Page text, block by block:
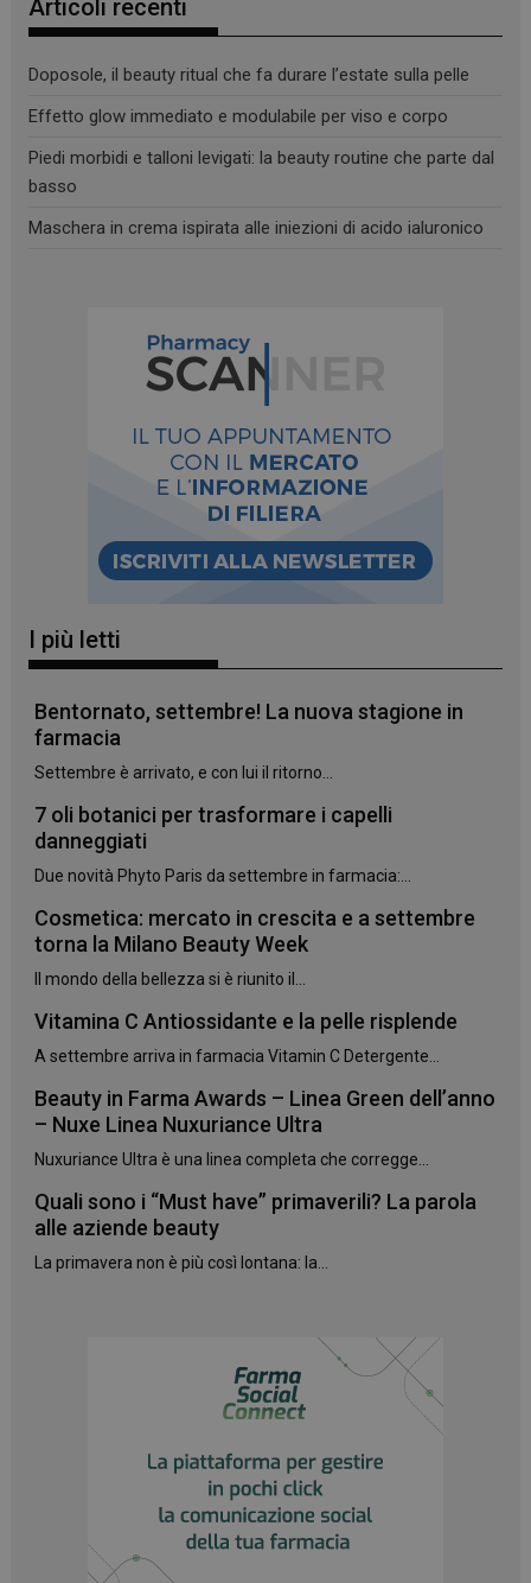
Articoli recenti
Doposole, il beauty ritual che fa durare l’estate sulla pelle
Effetto glow immediato e modulabile per viso e corpo
Piedi morbidi e talloni levigati: la beauty routine che parte dal
basso
Maschera in crema ispirata alle iniezioni di acido ialuronico
I più letti
Bentornato, settembre! La nuova stagione in
farmacia
Settembre è arrivato, e con lui il ritorno...
7 oli botanici per trasformare i capelli
danneggiati
Due novità Phyto Paris da settembre in farmacia:...
Cosmetica: mercato in crescita e a settembre
torna la Milano Beauty Week
Il mondo della bellezza si è riunito il...
Vitamina C Antiossidante e la pelle risplende
A settembre arriva in farmacia Vitamin C Detergente...
Beauty in Farma Awards – Linea Green dell’anno
– Nuxe Linea Nuxuriance Ultra
Nuxuriance Ultra è una linea completa che corregge...
Quali sono i “Must have” primaverili? La parola
alle aziende beauty
La primavera non è più così lontana: la...
_ga_YJ0035S3E9 .panoramacosmetico.it
CookieScriptConsent
CookieScript
www.panoramacosmetico.it